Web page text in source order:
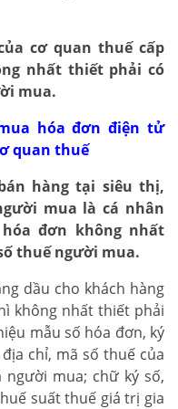
cơ quan thuế cấp
nhất thiết phải có
mua.
hóa đơn điện tử
quan thuế
hàng tại siêu thị,
mua là cá nhân
đơn không nhất
thuế người mua.
dầu cho khách hàng
không nhất thiết phải
mẫu số hóa đơn, ký
chỉ, mã số thuế của
mua; chữ ký số,
suất thuế giá trị gia